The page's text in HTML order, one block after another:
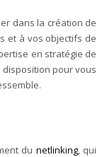
dans la création de
et à vos objectifs de
en stratégie de
pour vous
du netlinking, qui